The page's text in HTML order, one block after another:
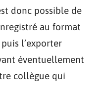
donc possible de
au format
puis l’exporter
éventuellement
collègue qui